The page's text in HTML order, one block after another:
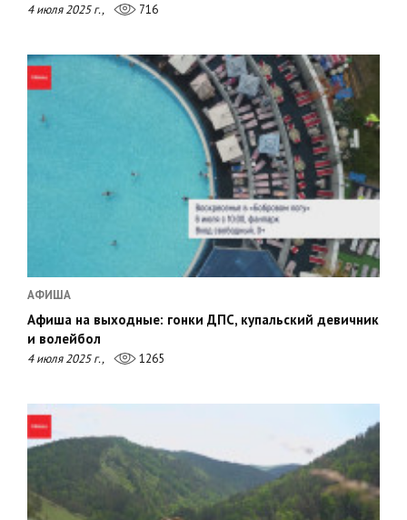
4 июля 2025 г., 716
АФИША
Афиша на выходные: гонки ДПС, купальский девичник
и волейбол
4 июля 2025 г., 1265